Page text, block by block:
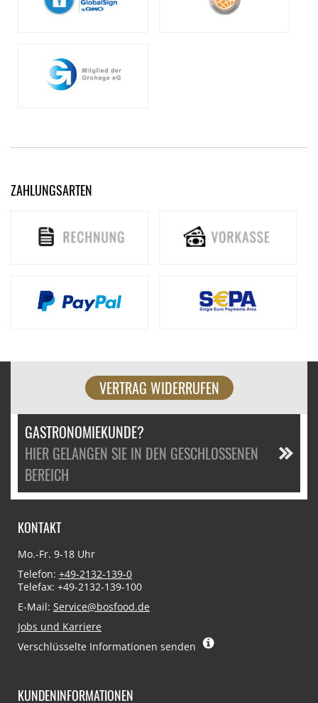
ZAHLUNGSARTEN
VERTRAG WIDERRUFEN
GASTRONOMIEKUNDE?
HIER GELANGEN SIE IN DEN GESCHLOSSENEN
BEREICH
KONTAKT
Mo.-Fr. 9-18 Uhr
Telefon: +49-2132-139-0
Telefax: +49-2132-139-100
E-Mail: Service@bosfood.de
Jobs und Karriere
Verschlüsselte Informationen senden
KUNDENINFORMATIONEN